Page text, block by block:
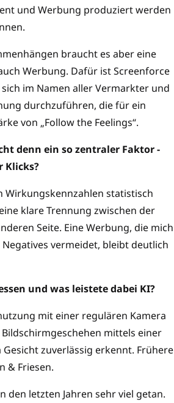
und Werbung produziert werden
braucht es aber eine
Werbung. Dafür ist Screenforce
im Namen aller Vermarkter und
durchzuführen, die für ein
von „Follow the Feelings“.
denn ein so zentraler Faktor -
Klicks?
Wirkungskennzahlen statistisch
klare Trennung zwischen der
Seite. Eine Werbung, die mich
vermeidet, bleibt deutlich
und was leistete dabei KI?
mit einer regulären Kamera
mittels einer
zuverlässig erkennt. Frühere
& Friesen.
letzten Jahren sehr viel getan.